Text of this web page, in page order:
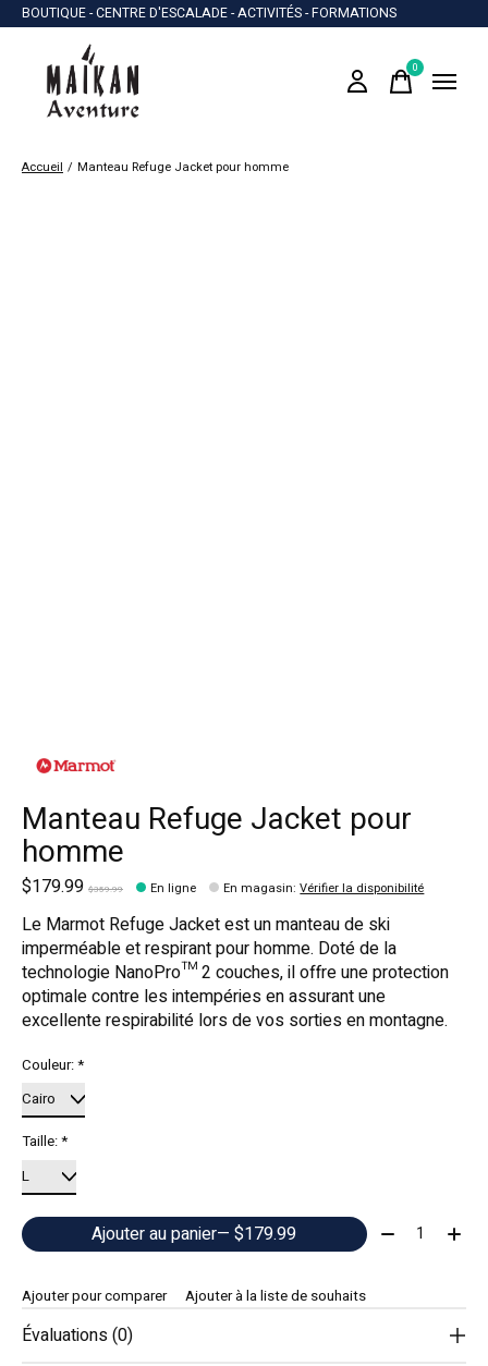
BOUTIQUE - CENTRE D'ESCALADE - ACTIVITÉS - FORMATIONS
0items
Accueil / Manteau Refuge Jacket pour homme
Manteau Refuge Jacket pour
homme
$179.99 $359.99 En ligne En magasin:Vérifier la disponibilité
Le Marmot Refuge Jacket est un manteau de ski
imperméable et respirant pour homme. Doté de la
technologie NanoPro™ 2 couches, il offre une protection
optimale contre les intempéries en assurant une
excellente respirabilité lors de vos sorties en montagne.
Couleur:*
Taille:*
Ajouter au panier — $179.99 Quantité:
Ajouter pour comparer Ajouter à la liste de souhaits
Évaluations (0)